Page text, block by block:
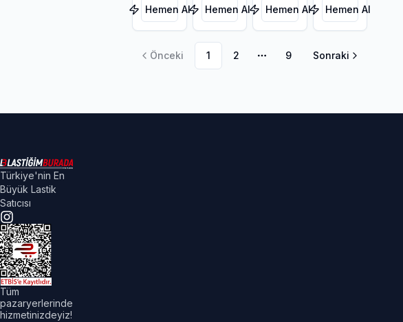
Hemen Al Hemen Al Hemen Al Hemen Al
Önceki 1 2
Daha fazla sayfa
9 Sonraki
Türkiye'nin En
Büyük Lastik
Satıcısı
Tüm
pazaryerlerinde
hizmetinizdeyiz!